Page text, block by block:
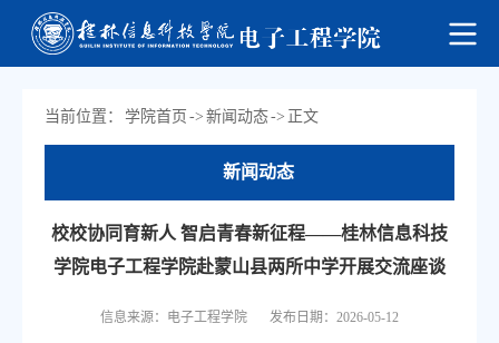
当前位置： 学院首页 -> 新闻动态-> 正文
新闻动态
校校协同育新人 智启青春新征程——桂林信息科技
学院电子工程学院赴蒙山县两所中学开展交流座谈
信息来源：电子工程学院 发布日期：2026-05-12